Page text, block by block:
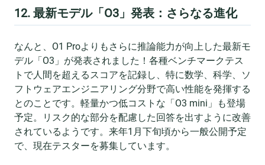
12. 最新モデル「O3」発表：さらなる進化
なんと、O1 Proよりもさらに推論能力が向上した最新モ
デル「O3」が発表されました！各種ベンチマークテス
トで人間を超えるスコアを記録し、特に数学、科学、ソ
フトウェアエンジニアリング分野で高い性能を発揮する
とのことです。軽量かつ低コストな「O3 mini」も登場
予定。リスク的な部分を配慮した回答を出すように改善
されているようです。来年1月下旬頃から一般公開予定
で、現在テスターを募集しています。